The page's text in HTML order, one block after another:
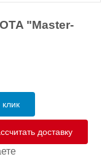
"Master-
клик
доставку